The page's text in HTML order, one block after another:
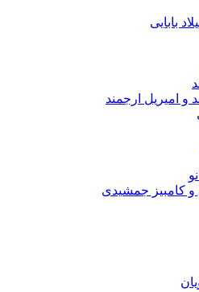
بابایی
و امیریل ارجمند
کامبیز جمشیدی